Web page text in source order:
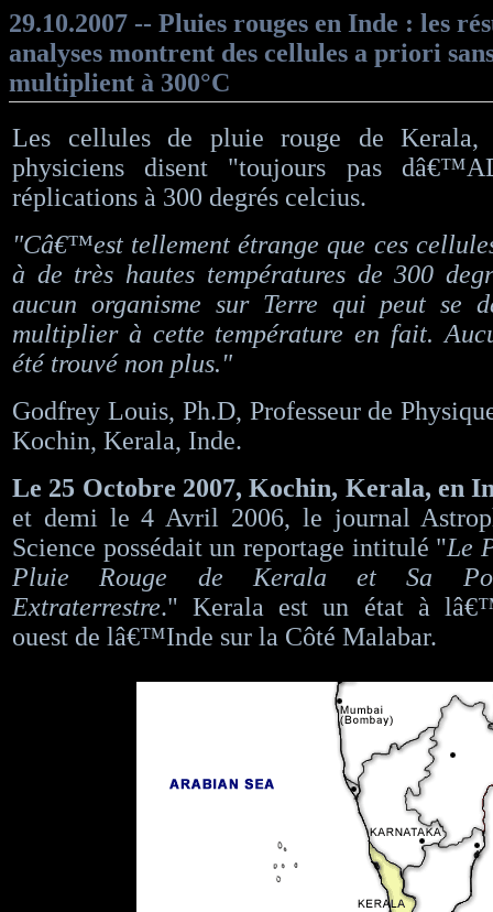
29.10.2007 -- Pluies rouges en Inde : les
analyses montrent des cellules a priori
multiplient à 300°C
Les cellules de pluie rouge de
physiciens disent "toujours pas
réplications à 300 degrés celcius.
"Câ€™est tellement étrange que ces
à de très hautes températures de 300
aucun organisme sur Terre qui peut se
multiplier à cette température en fait.
été trouvé non plus."
Godfrey Louis, Ph.D, Professeur de
Kochin, Kerala, Inde.
Le 25 Octobre 2007, Kochin, Kerala, en
et demi le 4 Avril 2006, le journal
Science possédait un reportage intitulé "Le
Pluie Rouge de Kerala et Sa
Extraterrestre." Kerala est un état à
ouest de lâ€™Inde sur la Côté Malabar.